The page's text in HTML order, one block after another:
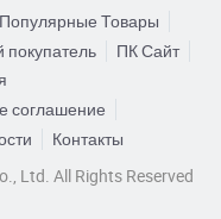
Товары
покупатель
ПК Сайт
соглашение
Контакты
Ltd. All Rights Reserved